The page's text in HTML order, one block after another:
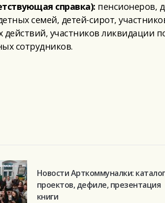
справка): пенсионеров,
семей, детей-сирот,
действий, участников ликвидации
сотрудников.
Новости Арткоммуналки: каталог
проектов, дефиле, презентация
книги